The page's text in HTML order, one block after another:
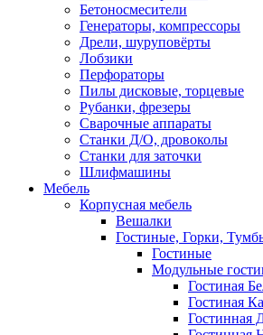
Бетоносмесители
Генераторы, компрессоры
Дрели, шуруповёрты
Лобзики
Перфораторы
Пилы дисковые, торцевые
Рубанки, фрезеры
Сварочные аппараты
Станки Д/О, дровоколы
Станки для заточки
Шлифмашины
Мебель
Корпусная мебель
Вешалки
Гостиные, Горки,
Гостиные
Модульные
Гостиная
Гостиная
Гостинная